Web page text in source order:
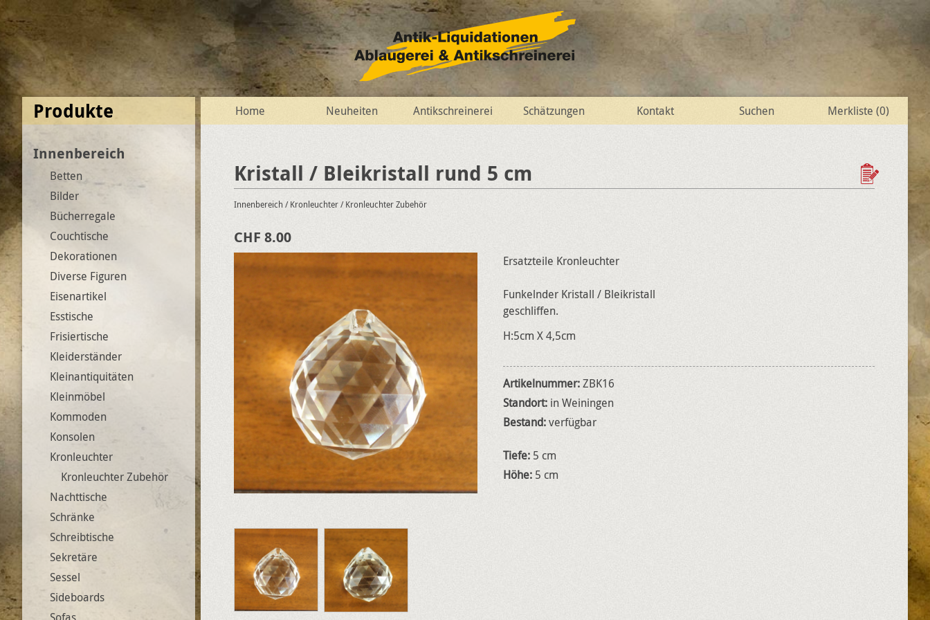
Home Neuheiten Antikschreinerei Schätzungen Kontakt Suchen Merkliste (0)
Kristall / Bleikristall rund 5 cm
Innenbereich / Kronleuchter/ Kronleuchter Zubehör
CHF 8.00
Ersatzteile Kronleuchter
Funkelnder Kristall / Bleikristall
geschliffen.
H:5cm X 4,5cm
Artikelnummer:ZBK16
Standort: in Weiningen
Bestand:verfügbar
Tiefe: 5 cm
Höhe: 5 cm
Produkte
Innenbereich
Bilder
Bücherregale
Couchtische
Dekorationen
Diverse Figuren
Eisenartikel
Esstische
Frisiertische
Kleiderständer
Kleinantiquitäten
Betten
Kleinmöbel
Kommoden
Konsolen
Kronleuchter
Kronleuchter Zubehör
Nachttische
Schränke
Schreibtische
Sekretäre
Sessel
Sideboards